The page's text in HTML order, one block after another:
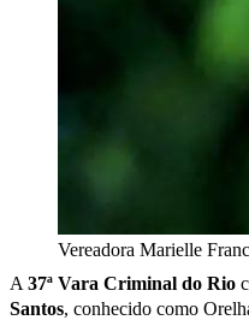
Vereadora Marielle
A 37ª Vara Criminal do Rio
Santos, conhecido como